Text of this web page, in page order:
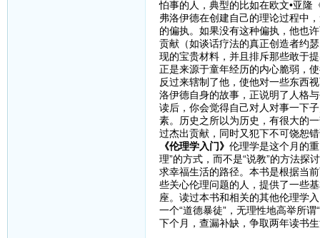
怕事的人，典型的比如在欧文•亚隆
弗洛伊德在创建自己的理论过程中
的偏执。如果没有这种偏执，他也
贡献（如谈话疗法的真正创造者约
现的宝贵材料，并且排斥那些敢于
正是来源于童年经历的内心脆弱，
反过来辖制了他，使他对一些东西
洛伊德自身的故事，正说明了人格
读后，你会觉得自己对人对事一下
素。历史之所以为历史，有很大的
过杰出贡献，同时又犯下不可饶恕
《伦理学入门》 伦理学是这个月的
理”的方式，而不是“说教”的方法探
求幸福生活的路径。本书是根据当
些关心伦理问题的人，提供了一些
座。读过本书和相关的其他伦理学
一个“道德暴徒”，无理性地高举所
下个月，查漏补缺，争取两年读书